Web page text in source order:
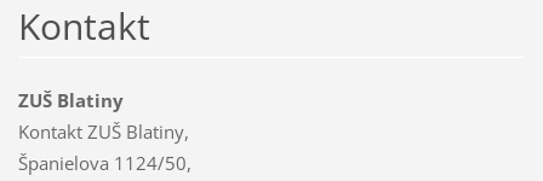
Kontakt
ZUŠ Blatiny
Kontakt ZUŠ Blatiny,
Španielova 1124/50,